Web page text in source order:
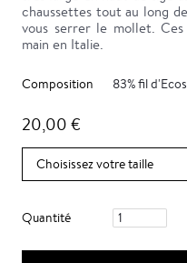
chaussettes tout au long
vous serrer le mollet.
main en Italie.
Composition 83% fil
20,00 €
Quantité